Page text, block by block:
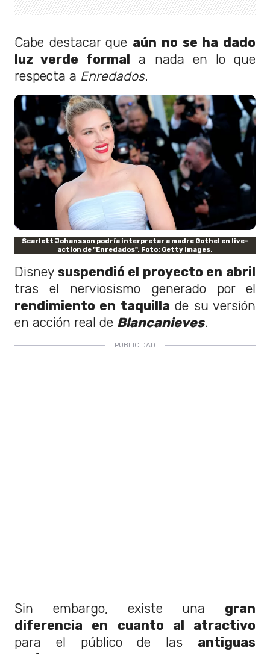
Cabe destacar que aún no se ha dado
luz verde formal
a nada en lo que
respecta a Enredados.
Scarlett Johansson podría interpretar a madre Gothel en live-
action de "Enredados". Foto: Getty Images.
Disney suspendió el proyecto en abril
tras el nerviosismo generado por el
rendimiento en taquilla de su versión
en acción real de Blancanieves.
Sin embargo, existe una gran
diferencia en cuanto al atractivo
para el público de las antiguas